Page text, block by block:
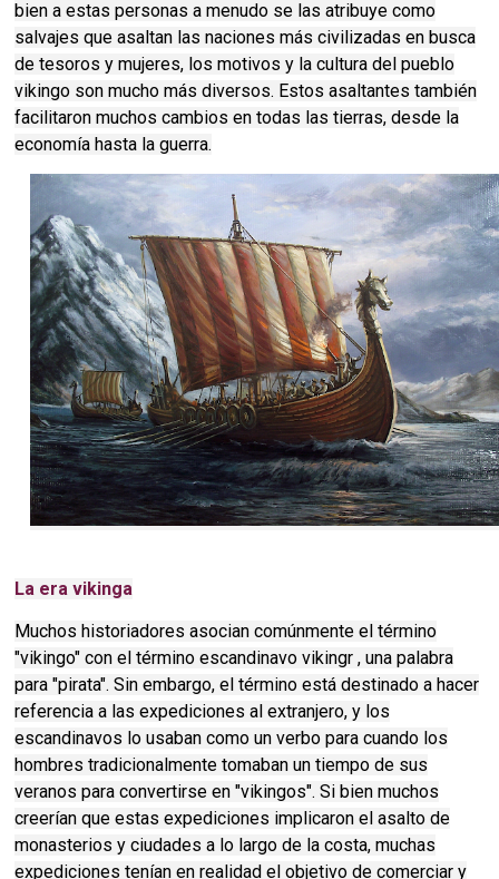
bien a estas personas a menudo se las atribuye como
salvajes que asaltan las naciones más civilizadas en busca
de tesoros y mujeres, los motivos y la cultura del pueblo
vikingo son mucho más diversos. Estos asaltantes también
facilitaron muchos cambios en todas las tierras, desde la
economía hasta la guerra.
La era vikinga
Muchos historiadores asocian comúnmente el término
"vikingo" con el término escandinavo vikingr , una palabra
para "pirata". Sin embargo, el término está destinado a hacer
referencia a las expediciones al extranjero, y los
escandinavos lo usaban como un verbo para cuando los
hombres tradicionalmente tomaban un tiempo de sus
veranos para convertirse en "vikingos". Si bien muchos
creerían que estas expediciones implicaron el asalto de
monasterios y ciudades a lo largo de la costa, muchas
expediciones tenían en realidad el objetivo de comerciar y